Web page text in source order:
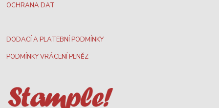
OCHRANA DAT
DODACÍ A PLATEBNÍ PODMÍNKY
PODMÍNKY VRÁCENÍ PENĚZ